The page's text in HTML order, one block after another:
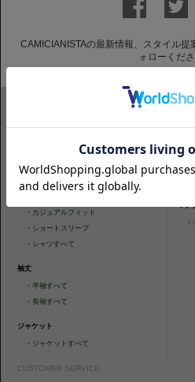
CAMICIANISTAの最新情報、スタイル
ォローくださ
・
スリムフィット
タイトフィット
・ カジュアルフィット
・ ショートスリーブ
・ シャツすべて
袖丈
・半袖すべて
・長袖すべて
ジャケット
・ ジャケットすべて
ニッ
・
CUSTOMER SERVICE